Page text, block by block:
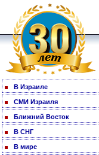
В Израиле
СМИ Израиля
Ближний Восток
В СНГ
В мире